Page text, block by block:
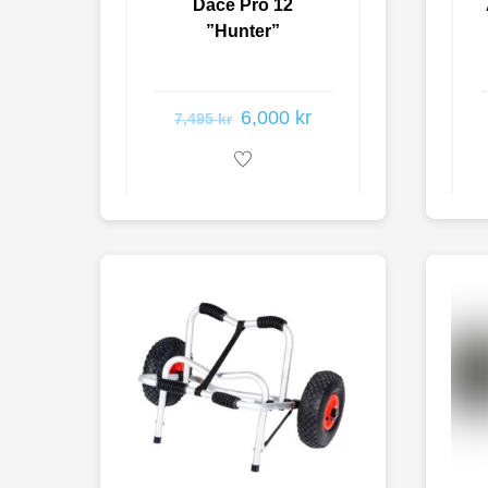
Dace Pro 12
”Hunter”
7,495kr 6,000 kr